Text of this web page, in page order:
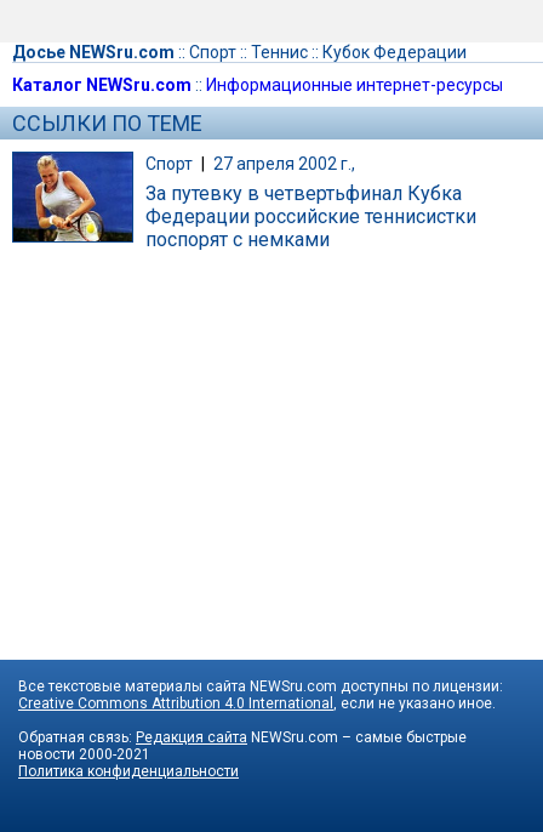
Досье NEWSru.com :: Спорт:: Теннис:: Кубок Федерации
Каталог NEWSru.com :: Информационные интернет-ресурсы
ССЫЛКИ ПО ТЕМЕ
Спорт | 27 апреля 2002 г.,
За путевку в четвертьфинал Кубка
Федерации российские теннисистки
поспорят с немками
Все текстовые материалы сайта NEWSru.com доступны по лицензии:
Creative Commons Attribution 4.0 International
, если не указано иное.
Обратная связь: Редакция сайта NEWSru.com – самые быстрые
новости 2000-2021
Политика конфиденциальности